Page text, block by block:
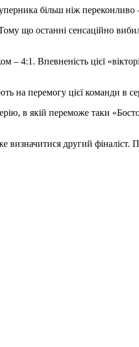
більш ніж переконливо
що останні сенсаційно
4:1. Впевненість цієї
на перемогу цієї команди в
в якій переможе таки
визначитися другий